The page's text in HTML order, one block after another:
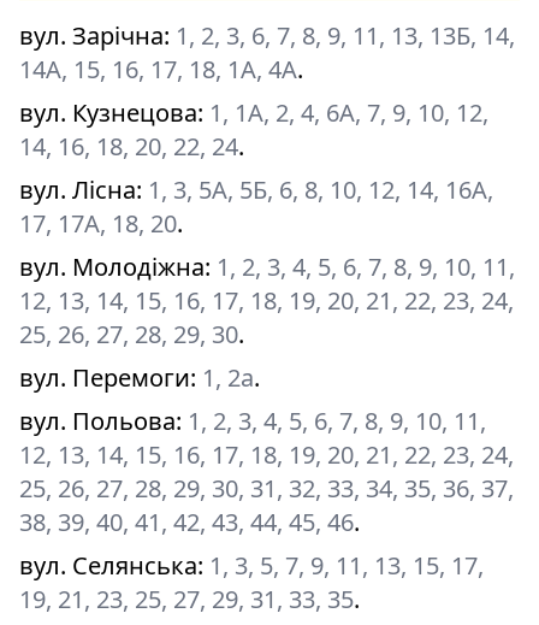
вул. Зарічна: 1, 2, 3, 6, 7, 8, 9, 11, 13, 13Б, 14,
14A, 15, 16, 17, 18, 1A, 4A.
вул. Кузнецова: 1, 1A, 2, 4, 6A, 7, 9, 10, 12,
14, 16, 18, 20, 22, 24.
вул. Лісна: 1, 3, 5A, 5Б, 6, 8, 10, 12, 14, 16A,
17, 17A, 18, 20.
вул. Молодіжна: 1, 2, 3, 4, 5, 6, 7, 8, 9, 10, 11,
12, 13, 14, 15, 16, 17, 18, 19, 20, 21, 22, 23, 24,
25, 26, 27, 28, 29, 30.
вул. Перемоги: 1, 2а.
вул. Польова: 1, 2, 3, 4, 5, 6, 7, 8, 9, 10, 11,
12, 13, 14, 15, 16, 17, 18, 19, 20, 21, 22, 23, 24,
25, 26, 27, 28, 29, 30, 31, 32, 33, 34, 35, 36, 37,
38, 39, 40, 41, 42, 43, 44, 45, 46.
вул. Селянська: 1, 3, 5, 7, 9, 11, 13, 15, 17,
19, 21, 23, 25, 27, 29, 31, 33, 35.